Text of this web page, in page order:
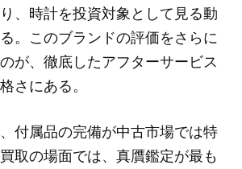
、時計を投資対象として見る動
。このブランドの評価をさらに
が、徹底したアフターサービス
さにある。
付属品の完備が中古市場では特
取の場面では、真贋鑑定が最も